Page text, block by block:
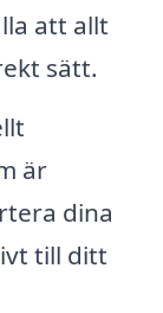
att allt
sätt.
är
dina
till ditt